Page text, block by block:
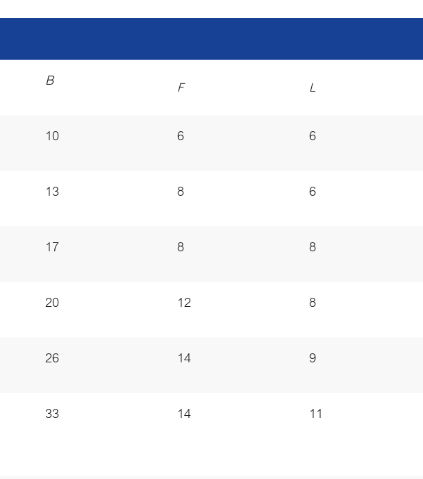
B F L
10 6 6
13 8 6
17 8 8
20 12 8
26 14 9
33 14 11